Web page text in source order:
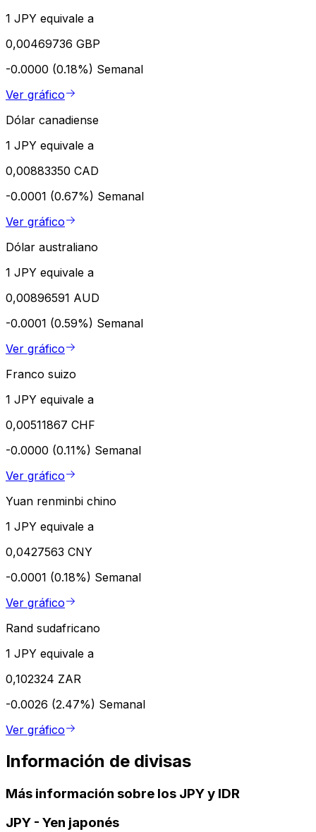
1 JPY equivale a
0,00469736 GBP
-0.0000 (0.18%) Semanal
Ver gráfico
Dólar canadiense
1 JPY equivale a
0,00883350 CAD
-0.0001 (0.67%) Semanal
Ver gráfico
Dólar australiano
1 JPY equivale a
0,00896591 AUD
-0.0001 (0.59%) Semanal
Ver gráfico
Franco suizo
1 JPY equivale a
0,00511867 CHF
-0.0000 (0.11%) Semanal
Ver gráfico
Yuan renminbi chino
1 JPY equivale a
0,0427563 CNY
-0.0001 (0.18%) Semanal
Ver gráfico
Rand sudafricano
1 JPY equivale a
0,102324 ZAR
-0.0026 (2.47%) Semanal
Ver gráfico
Información de divisas
Más información sobre los JPY y IDR
JPY - Yen japonés